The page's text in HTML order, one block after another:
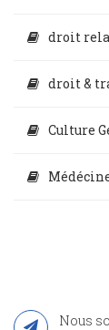
droit
droit &
Culture
Nous